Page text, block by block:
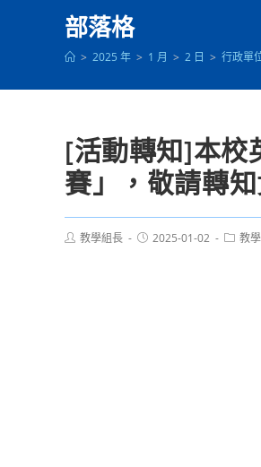
部落格
> 2025 年 > 1 月 > 2 日 > 行政單
[活動轉知]本校
賽」，敬請轉
Post教學組長
Post2025-01-02
Post教